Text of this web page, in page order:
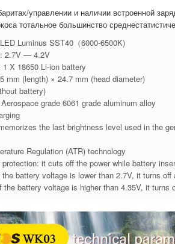
управлении и наличии встроенной
тотальное большинство
Luminus SST40（6000-6500K)
2.7V — 4.2V
X 18650 Li-ion battery
mm (length) × 24.7 mm (head diameter)
battery)
grade 6061 grade aluminum alloy
the last brightness level used in the
Regulation (ATR) technology
it cuts off the power while battery
battery voltage is lower than 2.7V, it turns off
battery voltage is higher than 4.35V, it turns